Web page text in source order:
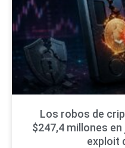
Los robos de
$247,4 millones
exploit